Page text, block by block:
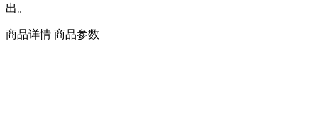
出。
商品详情 商品参数